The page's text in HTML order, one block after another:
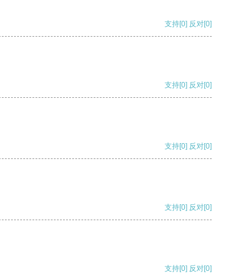
支持[0] 反对[0]
支持[0] 反对[0]
支持[0] 反对[0]
支持[0] 反对[0]
支持[0] 反对[0]